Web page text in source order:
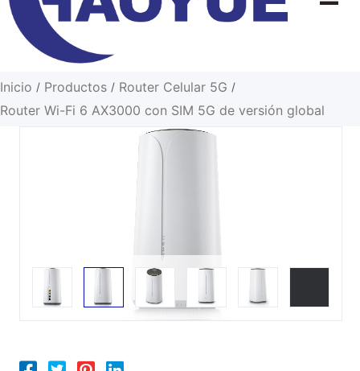
Inicio / Productos / Router Celular 5G /
Router Wi-Fi 6 AX3000 con SIM 5G de versión global